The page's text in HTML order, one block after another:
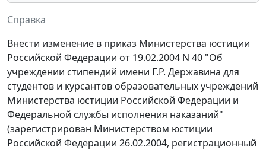
Справка
Внести изменение в приказ Министерства юстиции
Российской Федерации от 19.02.2004 N 40 "Об
учреждении стипендий имени Г.Р. Державина для
студентов и курсантов образовательных учреждений
Министерства юстиции Российской Федерации и
Федеральной службы исполнения наказаний"
(зарегистрирован Министерством юстиции
Российской Федерации 26.02.2004, регистрационный